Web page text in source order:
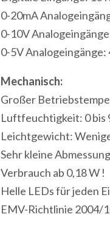
0-20mA
0-10V
0-5V Analogeingänge:
Mechanisch:
Großer
Luftfeuchtigkeit: 0 bis
Leichtgewicht:
Sehr kleine
Verbrauch ab 0,18 W !
Helle LEDs für jeden
EMV-Richtlinie 2004/